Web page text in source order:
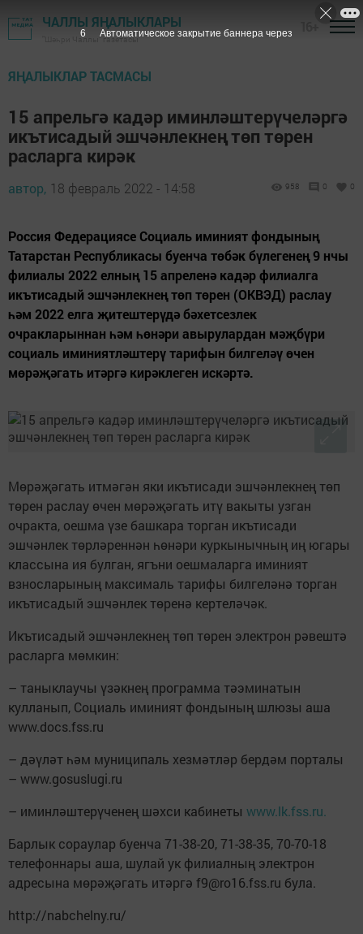
ЧАЛЛЫ ЯҢАЛЫКЛАРЫ
"Шәһри Чаллы" газетасы
ЯҢАЛЫКЛАР ТАСМАСЫ
15 апрельгә кадәр иминләштерүчеләргә
икътисадый эшчәнлекнең төп төрен
расларга кирәк
автор, 18 февраль 2022 - 14:58 958 0 0
Россия Федерациясе Социаль иминият фондының
Татарстан Республикасы буенча төбәк бүлегенең 9 нчы
филиалы 2022 елның 15 апреленә кадәр филиалга
икътисадый эшчәнлекнең төп төрен (ОКВЭД) раслау
һәм 2022 елга җитештерүдә бәхетсезлек
очракларыннан һәм һөнәри авырулардан мәҗбүри
социаль иминиятләштерү тарифын билгеләү өчен
мөрәҗәгать итәргә кирәклеген искәртә.
Мөрәҗәгать итмәгән яки икътисади эшчәнлекнең төп
төрен раслау өчен мөрәҗәгать итү вакыты узган
очракта, оешма үзе башкара торган икътисади
эшчәнлек төрләреннән һөнәри куркынычның иң югары
классына ия булган, ягъни оешмаларга иминият
взносларының максималь тарифы билгеләнә торган
икътисадый эшчәнлек төренә кертеләчәк.
Икътисадый эшчәнлекнең төп төрен электрон рәвештә
расларга мөмкин:
– таныклаучы үзәкнең программа тәэминатын
кулланып, Социаль иминият фондының шлюзы аша
www.docs.fss.ru
– дәүләт һәм муниципаль хезмәтләр бердәм порталы
– www.gosuslugi.ru
– иминләштерүченең шәхси кабинеты www.lk.fss.ru.
Барлык сораулар буенча 71-38-20, 71-38-35, 70-70-18
телефоннары аша, шулай ук филиалның электрон
адресына мөрәҗәгать итәргә f9@ro16.fss.ru була.
http://nabchelny.ru/
5 Автоматическое закрытие баннера через